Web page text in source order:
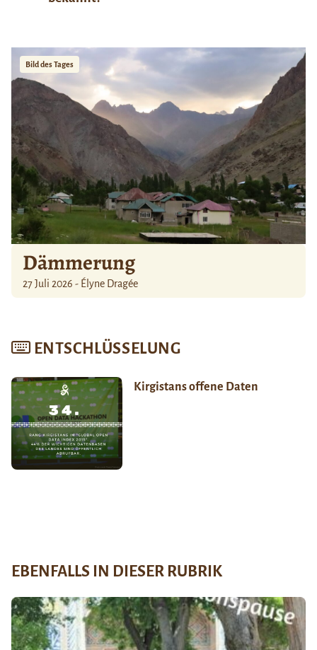
Bild des Tages
Dämmerung
27 Juli 2026 - Élyne Dragée
ENTSCHLÜSSELUNG
Kirgistans offene Daten
EBENFALLS IN DIESER RUBRIK